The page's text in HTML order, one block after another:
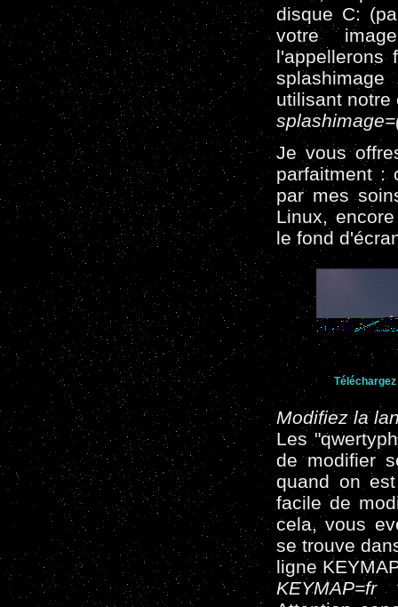
disque C:
votre
l'appellerons
utilisant notre
Je vous
parfaitment :
par mes
Linux,
le fond
Modifiez la
Les
de modifier
quand on
facile de
cela, vous
se trouve
ligne
KEYMAP=fr